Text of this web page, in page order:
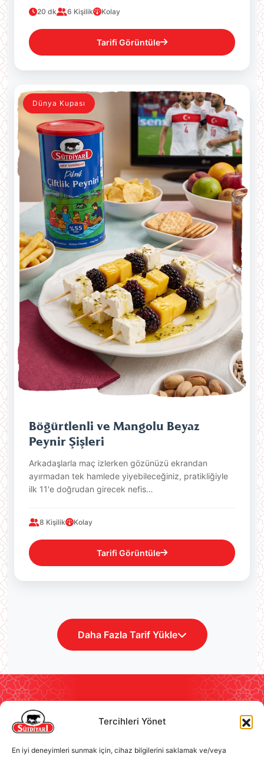
Tercihleri Yönet
En iyi deneyimleri sunmak için, cihaz bilgilerini saklamak ve/veya
20 dk 6 Kişilik Kolay
Tarifi Görüntüle
Dünya Kupası
Böğürtlenli ve Mangolu Beyaz
Peynir Şişleri
Arkadaşlarla maç izlerken gözünüzü ekrandan
ayırmadan tek hamlede yiyebileceğiniz, pratikliğiyle
ilk 11'e doğrudan girecek nefis…
8 Kişilik Kolay
Tarifi Görüntüle
Daha Fazla Tarif Yükle
İletişim
Marka